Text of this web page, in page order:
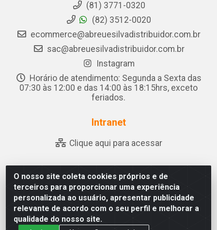
O nosso site coleta cookies próprios e de
terceiros para proporcionar uma experiência
personalizada ao usuário, apresentar publicidade
relevante de acordo com o seu perfil e melhorar a
qualidade do nosso site.
(81) 3771-0320
(82) 3512-0020
ecommerce@abreuesilvadistribuidor.com.br
sac@abreuesilvadistribuidor.com.br
Instagram
Horário de atendimento: Segunda a Sexta das
07:30 às 12:00 e das 14:00 às 18:15hrs, exceto
feriados.
Intranet
Clique aqui para acessar
Abreu & Silva - Rua Padre Jose de Souza Leite, 265 - Ariado,
Olho D'Água das Flores/AL - CEP 57.442-000 - CNPJ
04.790.656/0001-06